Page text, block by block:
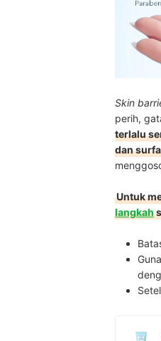
Skin
perih,
terlalu
dan
Untuk
langkah